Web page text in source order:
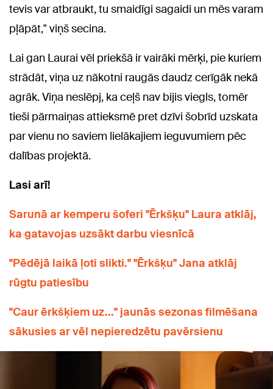
tevis var atbraukt, tu smaidīgi sagaidi un mēs varam
pļāpāt," viņš secina.
Lai gan Laurai vēl priekšā ir vairāki mērķi, pie kuriem
strādāt, viņa uz nākotni raugās daudz cerīgāk nekā
agrāk. Viņa neslēpj, ka ceļš nav bijis viegls, tomēr
tieši pārmaiņas attieksmē pret dzīvi šobrīd uzskata
par vienu no saviem lielākajiem ieguvumiem pēc
dalības projektā.
Lasi arī!
Sarunā ar kemperu šoferi "Ērkšķu" Laura atklāj,
ka gatavojas uzsākt darbu viesnīcā
"Pēdējā laikā ļoti slikti." "Ērkšķu" Jana atklāj
rūgtu patiesību
"Caur ērkšķiem uz..." jaunās sezonas filmēšana
sākusies ar vēl nepieredzētu pavērsienu